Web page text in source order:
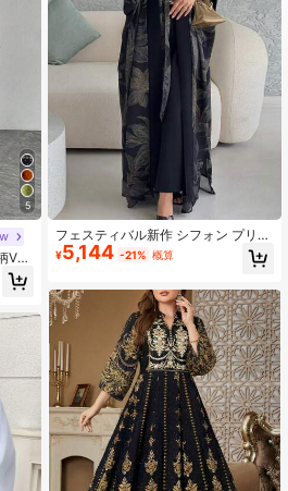
ワー
ワー
5
Vネ
ゴ
ラ
フェスティバル新作 シフォン プリン
ト カジュアルアバヤ（ヘッドスカー
フ付き） バケーション ブラック 秋
¥5,144 -21% 概算